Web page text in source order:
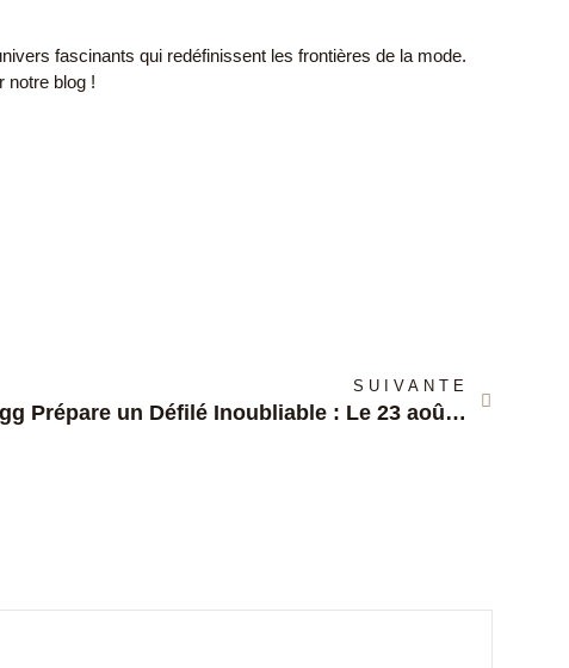
fascinants qui redéfinissent les frontières de la mode.
notre blog !
SUIVANTE
Clegg Prépare un Défilé Inoubliable : Le 23 août 2024, l’Art et la Créativité Seront au Cœur de l’Événement